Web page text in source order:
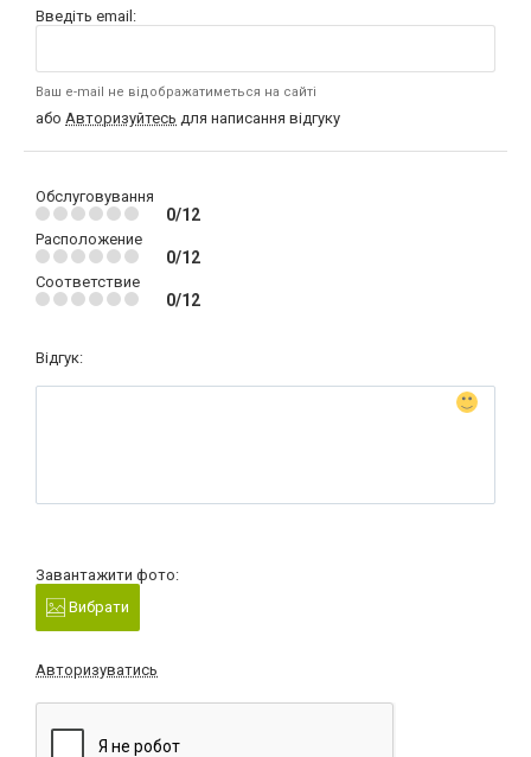
Введіть email:
Ваш e-mail не відображатиметься на сайті
або Авторизуйтесь для написання відгуку
Обслуговування
0/12
Расположение
0/12
Соответствие
0/12
Відгук:
Завантажити фото:
Вибрати
Авторизуватись